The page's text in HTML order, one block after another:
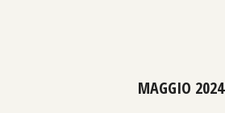
MAGGIO 2024